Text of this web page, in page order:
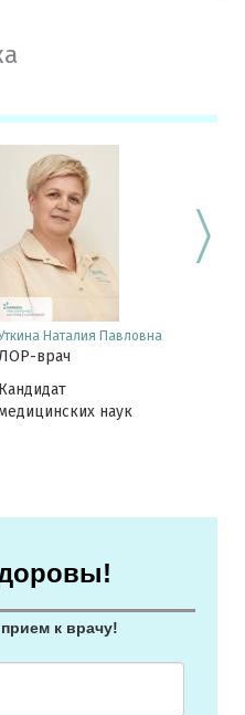
Наталия Павловна
врач
Кандидат
наук
к врачу!